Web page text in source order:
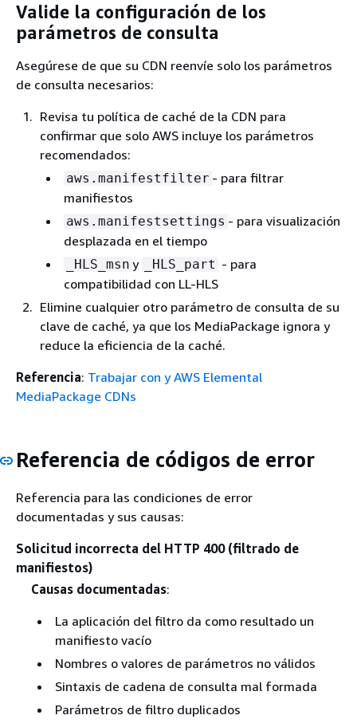
Valide la configuración de los
parámetros de consulta
Asegúrese de que su CDN reenvíe solo los parámetros
de consulta necesarios:
Revisa tu política de caché de la CDN para
confirmar que solo AWS incluye los parámetros
recomendados:
aws.manifestfilter - para filtrar
manifiestos
aws.manifestsettings - para visualización
desplazada en el tiempo
_HLS_msn y _HLS_part - para
compatibilidad con LL-HLS
Elimine cualquier otro parámetro de consulta de su
clave de caché, ya que los MediaPackage ignora y
reduce la eficiencia de la caché.
Referencia: Trabajar con y AWS Elemental
MediaPackage CDNs
Referencia de códigos de error
Referencia para las condiciones de error
documentadas y sus causas:
Solicitud incorrecta del HTTP 400 (filtrado de
manifiestos)
Causas documentadas:
La aplicación del filtro da como resultado un
manifiesto vacío
Nombres o valores de parámetros no válidos
Sintaxis de cadena de consulta mal formada
Parámetros de filtro duplicados